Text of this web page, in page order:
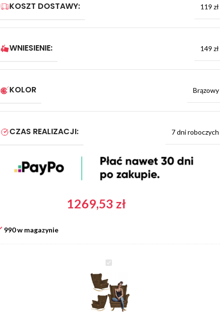
KOSZT DOSTAWY: 119 zł
WNIESIENIE: 149 zł
KOLOR Brązowy
CZAS REALIZACJI: 7 dni roboczych
1269,53 zł
990 w magazynie
Skandynawski
fotel
uszak
eko